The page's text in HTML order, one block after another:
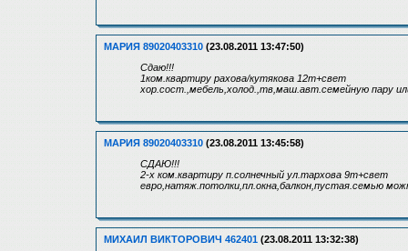
МАРИЯ 89020403310 (23.08.2011 13:47:50)
Сдаю!!!
1ком.квартиру рахова/кутякова 12т+свет
хор.сост.,мебель,холод.,тв,маш.авт.семейную пару
МАРИЯ 89020403310 (23.08.2011 13:45:58)
СДАЮ!!!
2-х ком.квартиру п.солнечный ул.тархова 9т+свет
евро,натяж.потолки,пл.окна,балкон,пустая.семью
МИХАИЛ ВИКТОРОВИЧ 462401 (23.08.2011 13:32:38)